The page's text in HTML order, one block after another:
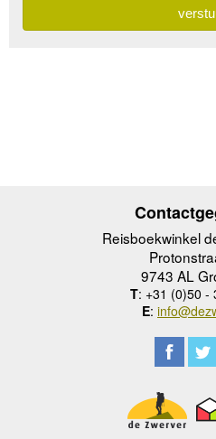
Reisboekwinkel
9743 AL
T: +31 (0)50 -
E: